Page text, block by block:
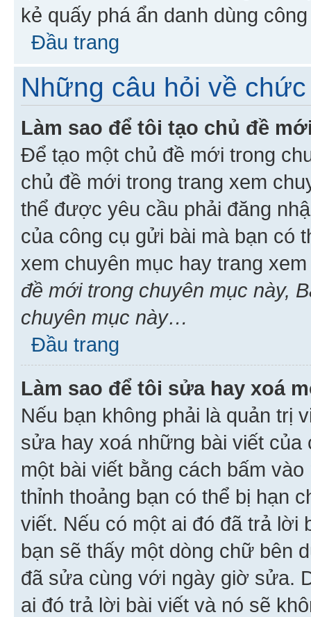
kẻ quấy phá ẩn danh dùng
Đầu trang
Những câu hỏi về
Làm sao để tôi tạo chủ đề
Để tạo một chủ đề mới trong
chủ đề mới trong trang xem
thể được yêu cầu phải đăng
của công cụ gửi bài mà bạn có
xem chuyên mục hay trang
đề mới trong chuyên mục này,
chuyên mục này…
Đầu trang
Làm sao để tôi sửa hay xoá
Nếu bạn không phải là quản trị
sửa hay xoá những bài viết
một bài viết bằng cách bấm
thỉnh thoảng bạn có thể bị hạn
viết. Nếu có một ai đó đã trả lời
bạn sẽ thấy một dòng chữ bên
đã sửa cùng với ngày giờ sửa.
ai đó trả lời bài viết và nó sẽ